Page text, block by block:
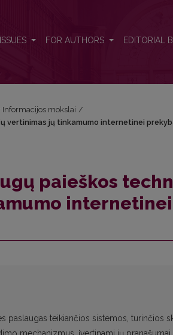
ISSUES FOR AUTHORS EDITORIAL
Informacijos mokslai /
vertinimas jų tinkamumo internetinei
paieškos
paslaugas teikiančios sistemos, turinčios